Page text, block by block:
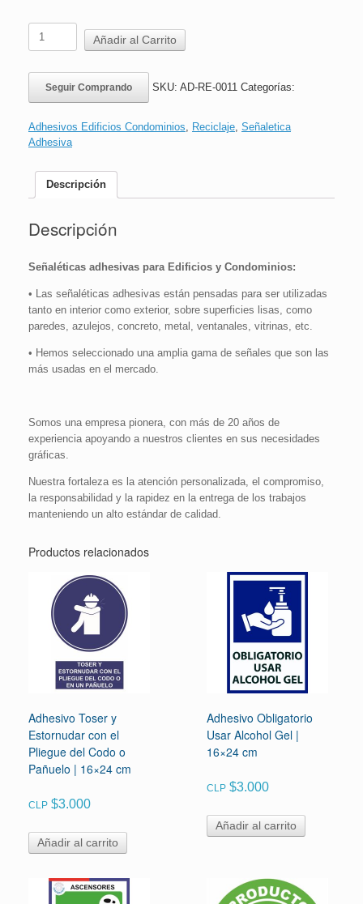
Adhesivo
Reciclaje
|
20x30cm
cantidad
Añadir al Carrito
Seguir Comprando SKU: AD-RE-0011 Categorías:
Adhesivos Edificios Condominios Reciclaje Señaletica
Adhesiva
Descripción
Descripción
Señaléticas adhesivas para Edificios y Condominios:
• Las señaléticas adhesivas están pensadas para ser utilizadas
tanto en interior como exterior, sobre superficies lisas, como
paredes, azulejos, concreto, metal, ventanales, vitrinas, etc.
• Hemos seleccionado una amplia gama de señales que son las
más usadas en el mercado.
Somos una empresa pionera, con más de 20 años de
experiencia apoyando a nuestros clientes en sus necesidades
gráficas.
Nuestra fortaleza es la atención personalizada, el compromiso,
la responsabilidad y la rapidez en la entrega de los trabajos
manteniendo un alto estándar de calidad.
Productos relacionados
Adhesivo Toser y
Estornudar con el
Pliegue del Codo o
Pañuelo | 16×24 cm
CLP $3.000
Añadir al carrito
Adhesivo Obligatorio
Usar Alcohol Gel |
16×24 cm
CLP $3.000
Añadir al carrito